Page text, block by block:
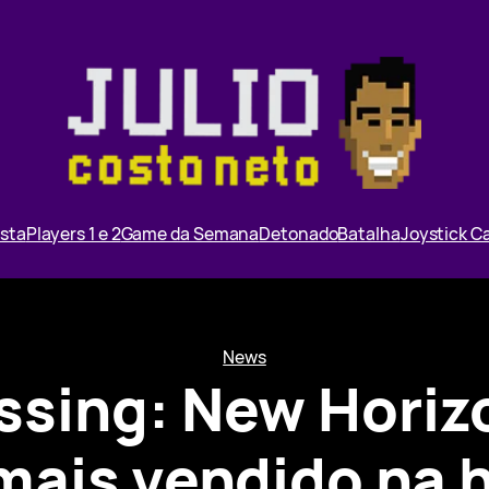
Players 1 e 2Game da SemanaDetonadoBatalhaJoystick
News
New